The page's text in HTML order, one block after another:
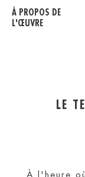
LE
À l'heure
À PROPOS DE
L'ŒUVRE